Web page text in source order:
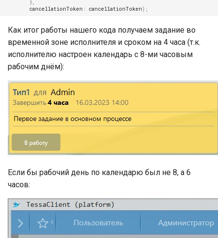
Раздел "Представления"
Раздел "Карточки"
Раздел "Рабочие места"
Консольная
административная утилита
паролей в строках
подключения
Веб-сервис webbi
Мобильное приложение
},
cancellationToken : cancellationToken);
Как итог работы нашего кода получаем задание во
временной зоне исполнителя и сроком на 4 часа (т.к.
исполнителю настроен календарь с 8-ми часовым
рабочим днём):
Если бы рабочий день по календарю был не 8, а 6
часов: